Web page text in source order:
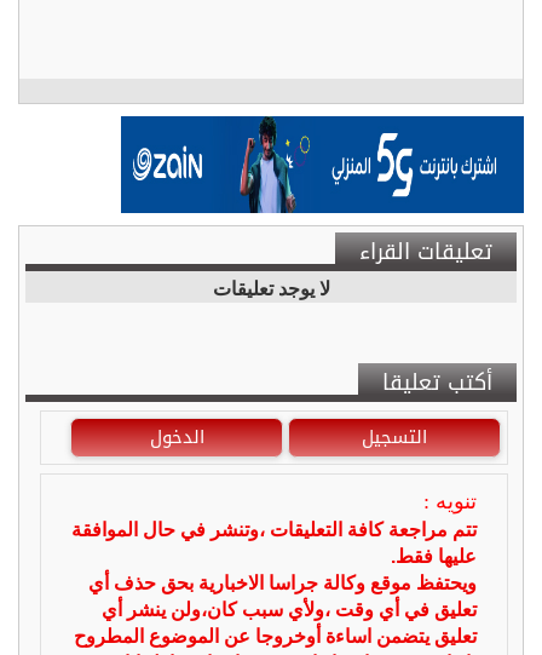
تعليقات القراء
لا يوجد تعليقات
أكتب تعليقا
التسجيل الدخول
تنويه :
تتم مراجعة كافة التعليقات ،وتنشر في حال الموافقة
عليها فقط.
ويحتفظ موقع وكالة جراسا الاخبارية بحق حذف أي
تعليق في أي وقت ،ولأي سبب كان،ولن ينشر أي
تعليق يتضمن اساءة أوخروجا عن الموضوع المطروح